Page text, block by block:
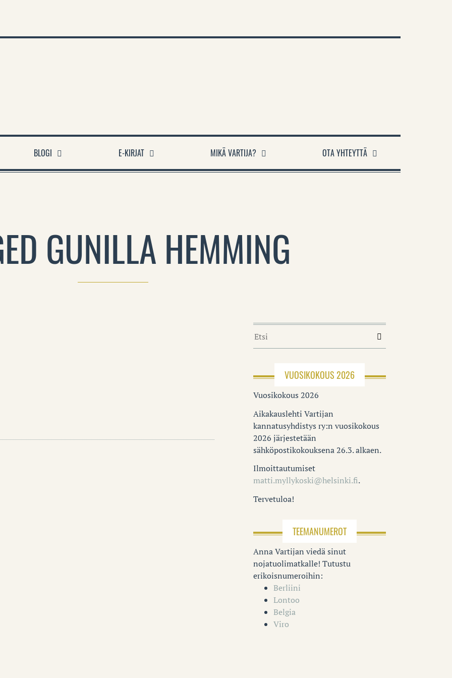
BLOGI E-KIRJAT MIKÄ VARTIJA? OTA YHTEYTTÄ
GUNILLA HEMMING
VUOSIKOKOUS 2026
Vuosikokous 2026
Aikakauslehti Vartijan
kannatusyhdistys ry:n vuosikokous
2026 järjestetään
sähköpostikokouksena 26.3. alkaen.
Ilmoittautumiset
matti.myllykoski@helsinki.fi.
Tervetuloa!
TEEMANUMEROT
Anna Vartijan viedä sinut
nojatuolimatkalle! Tutustu
erikoisnumeroihin:
Berliini
Lontoo
Belgia
Viro